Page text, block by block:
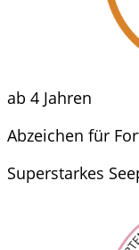
ab 4 Jahren
Abzeichen für
Superstarkes